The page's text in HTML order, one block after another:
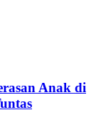
Anak di